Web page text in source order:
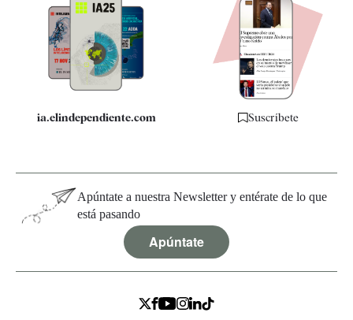
Quiénes somos
Especificaciones
ia.elindependiente.com Suscríbete
Apúntate a nuestra Newsletter y entérate de lo que
está pasando
Apúntate